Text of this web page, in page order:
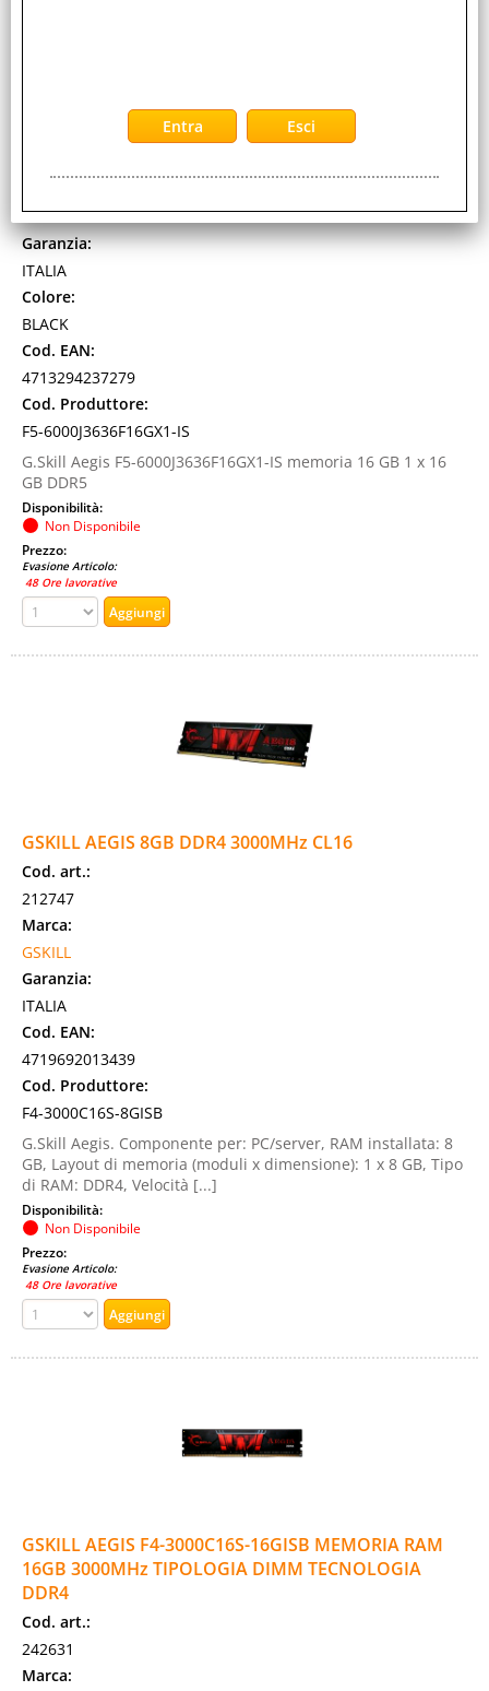
EXPO XMP CL36 DIMMNERO
GSKILL
Garanzia:
ITALIA
Colore:
BLACK
Cod. EAN:
4713294237279
Cod. Produttore:
F5-6000J3636F16GX1-IS
G.Skill Aegis F5-6000J3636F16GX1-IS memoria 16 GB 1 x 16
GB DDR5
Disponibilità:
Non Disponibile
Prezzo:
Evasione Articolo:
48 Ore lavorative
GSKILL AEGIS 8GB DDR4 3000MHz CL16
Cod. art.:
212747
Marca:
GSKILL
Garanzia:
ITALIA
Cod. EAN:
4719692013439
Cod. Produttore:
F4-3000C16S-8GISB
G.Skill Aegis. Componente per: PC/server, RAM installata: 8
GB, Layout di memoria (moduli x dimensione): 1 x 8 GB, Tipo
di RAM: DDR4, Velocità [...]
Disponibilità:
Non Disponibile
Prezzo:
Evasione Articolo:
48 Ore lavorative
GSKILL AEGIS F4-3000C16S-16GISB MEMORIA RAM
16GB 3000MHz TIPOLOGIA DIMM TECNOLOGIA
DDR4
Cod. art.:
242631
Marca: